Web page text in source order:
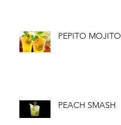
PEPITO MOJITO
PEACH SMASH